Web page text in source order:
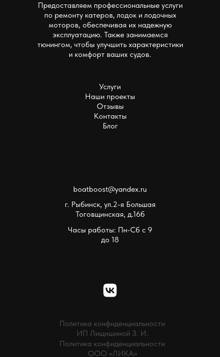
boatboost@yandex.ru
г. Рыбинск, ул.2-я Большая
Тоговщинская, д.16б
Часы работы: Пн-Сб с 9
до 18
Политика конфиденциальности
ИП Лищишиной З. И.
Политика конфиденциальности
ООО «ЛИКА»
Услуги
Наши проекты
Отзывы
Контакты
Блог
Предоставляем профессиональные услуги
по ремонту катеров, лодок и лодочных
моторов, обеспечивая их надежную
эксплуатацию. Также занимаемся
тюнингом, чтобы улучшить характеристики
и комфорт ваших судов.